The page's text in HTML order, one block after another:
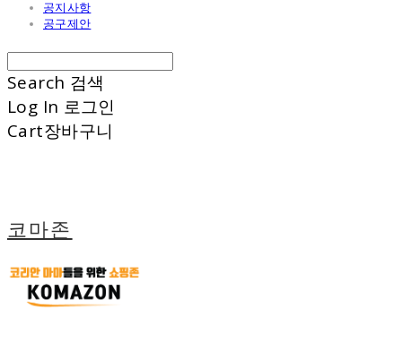
공지사항
공구제안
Search 검색
Log In 로그인
Cart장바구니
코마존